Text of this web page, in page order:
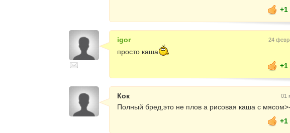
+1
igor 24
просто каша
+1
Кок 01
Полный бред,это не плов а рисовая каша с
+1